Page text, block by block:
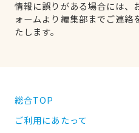
情報に誤りがある場合には、
ォームより編集部までご連絡
たします。
総合TOP
ご利用にあたって